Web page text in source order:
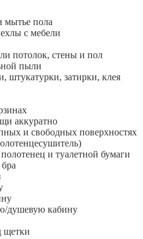
мытье пола
с мебели
потолок, стены и пол
пыли
штукатурки, затирки, клея
аккуратно
и свободных поверхностях
и туалетной бумаги
душевую кабину
щетки